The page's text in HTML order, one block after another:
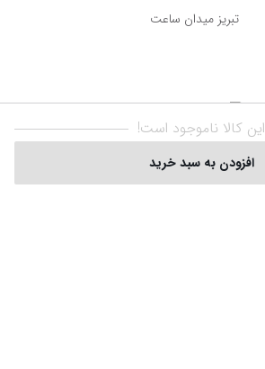
این کالا ناموجود است!
افزودن به سبد خرید
تبریز میدان ساعت